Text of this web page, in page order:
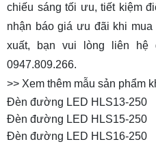
chiếu sáng tối ưu, tiết kiệm
nhận báo giá ưu đãi khi
xuất, bạn vui lòng liên hệ
0947.809.266.
>> Xem thêm mẫu sản phẩm
Đèn đường LED HLS13-250
Đèn đường LED HLS15-250
Đèn đường LED HLS16-250